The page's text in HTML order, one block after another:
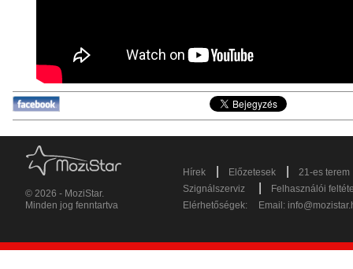
© 2026 - MoziStar.
Minden jog fenntartva
Hírek Előzetesek
21-es terem
Szignálszerviz
Felhasználói
Elérhetőségek:
Email: